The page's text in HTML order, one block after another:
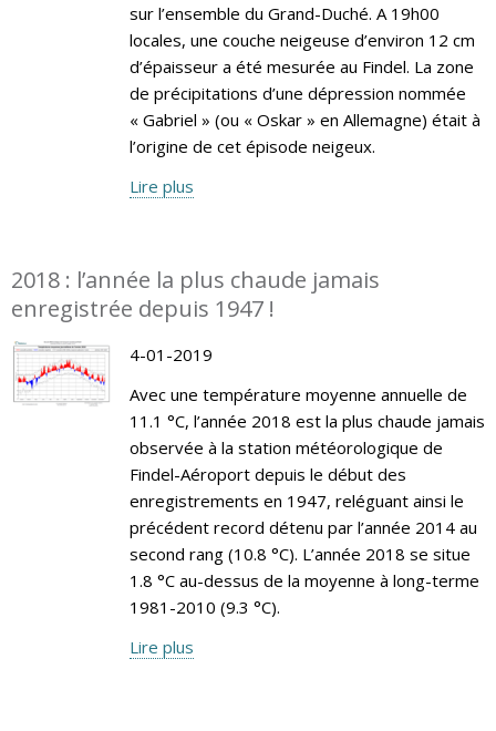
sur l’ensemble du Grand-Duché. A 19h00
locales, une couche neigeuse d’environ 12 cm
d’épaisseur a été mesurée au Findel. La zone
de précipitations d’une dépression nommée
« Gabriel » (ou « Oskar » en Allemagne) était à
l’origine de cet épisode neigeux.
Lire plus
2018 : l’année la plus chaude jamais
enregistrée depuis 1947 !
4-01-2019
Avec une température moyenne annuelle de
11.1 °C, l’année 2018 est la plus chaude jamais
observée à la station météorologique de
Findel-Aéroport depuis le début des
enregistrements en 1947, reléguant ainsi le
précédent record détenu par l’année 2014 au
second rang (10.8 °C). L’année 2018 se situe
1.8 °C au-dessus de la moyenne à long-terme
1981-2010 (9.3 °C).
Lire plus